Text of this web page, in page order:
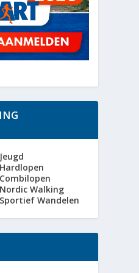
Walking
Wandelen